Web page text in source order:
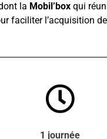
la Mobil’box qui
faciliter l’acquisition
1 journée